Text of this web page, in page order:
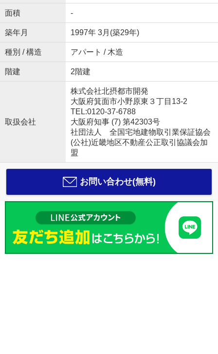
面積 -
築年月 1997年 3月(築29年)
種別 / 構造 アパート / 木造
階建 2階建
取扱会社
株式会社北摂都市開発
大阪府箕面市小野原東３丁目13-2
TEL:0120-37-6788
大阪府知事 (7) 第42303号
社団法人 全国宅地建物取引業保証協会
(公社)近畿地区不動産公正取引協議会加
盟
お問い合わせ(無料)